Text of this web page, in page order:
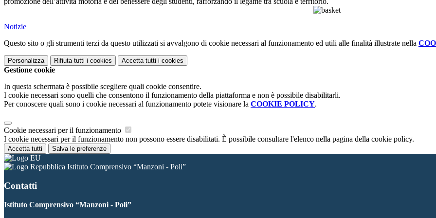
Notizie
Questo sito o gli strumenti terzi da questo utilizzati si avvalgono di cookie necessari al funzionamento ed utili alle finalità illustrate nella
Personalizza Rifiuta tutti i cookies Accetta tutti i cookies
Gestione cookie
In questa schermata è possibile scegliere quali cookie consentire.
I cookie necessari sono quelli che consentono il funzionamento della piattaforma e non è possibile disabilitarli.
Per conoscere quali sono i cookie necessari al funzionamento potete visionare la COOKIE POLICY.
Cookie necessari per il funzionamento
I cookie necessari per il funzionamento non possono essere disabilitati. È possibile consultare l'elenco nella pagina della cookie policy.
Accetta tutti Salva le preferenze
Istituto Comprensivo “Manzoni - Poli”
Contatti
Istituto Comprensivo “Manzoni - Poli”